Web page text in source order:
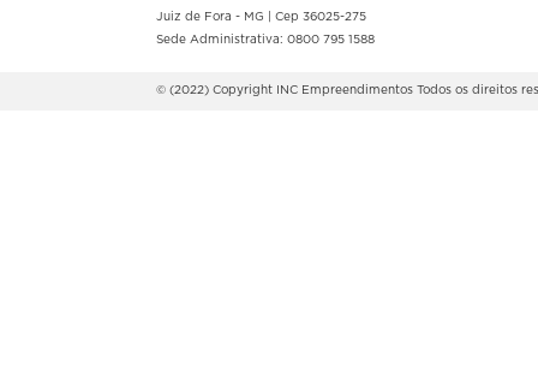
Juiz de Fora - MG | Cep 36025-275
Sede Administrativa: 0800 795 1588
© (2022) Copyright INC Empreendimentos Todos os direitos